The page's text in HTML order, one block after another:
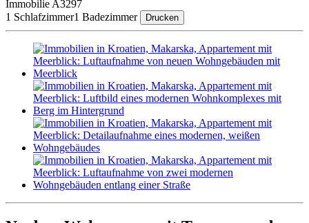
Immobilie A3297
1 Schlafzimmer1 Badezimmer Drucken